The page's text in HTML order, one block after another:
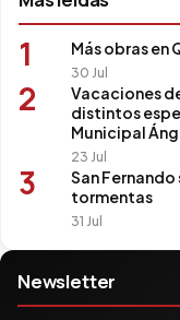
1 Más obras en
30 Jul
2
Vacaciones
distintos
Municipal
23 Jul
3
San
tormentas
31 Jul
Newsletter